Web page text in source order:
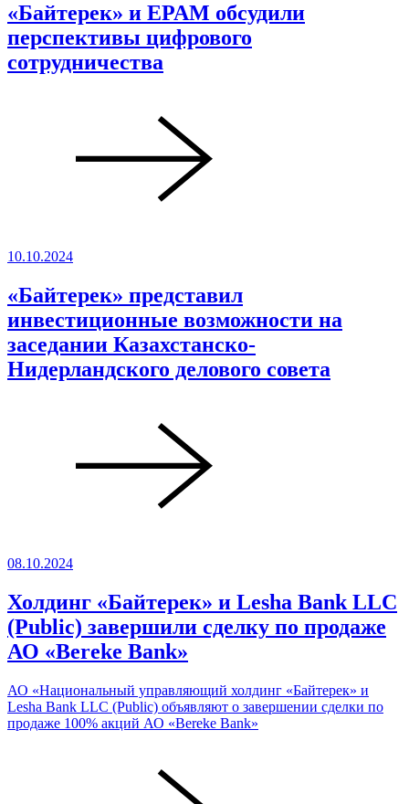
«Байтерек» и EPAM обсудили
перспективы цифрового
сотрудничества
10.10.2024
«Байтерек» представил
инвестиционные возможности на
заседании Казахстанско-
Нидерландского делового совета
08.10.2024
Холдинг «Байтерек» и Lesha Bank LLC
(Public) завершили сделку по продаже
АО «Bereke Bank»
АО «Национальный управляющий холдинг «Байтерек» и
Lesha Bank LLC (Public) объявляют о завершении сделки по
продаже 100% акций АО «Bereke Bank»